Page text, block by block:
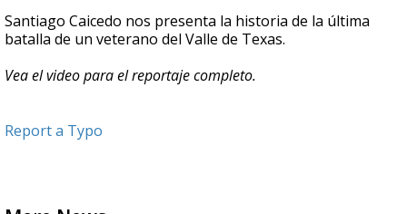
Santiago Caicedo nos presenta la historia de la última
batalla de un veterano del Valle de Texas.
Vea el video para el reportaje completo.
Report a Typo